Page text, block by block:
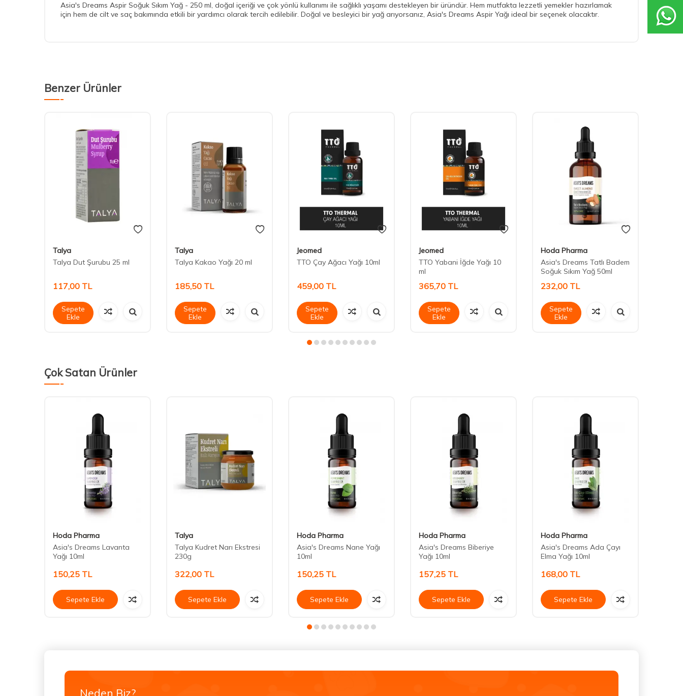
Asia's Dreams Aspir Soğuk Sıkım Yağ - 250 ml, doğal içeriği ve çok yönlü kullanımı ile sağlıklı yaşamı destekleyen bir üründür. Hem mutfakta lezzetli yemekler hazırlamak
için hem de cilt ve saç bakımında etkili bir yardımcı olarak tercih edilebilir. Doğal ve besleyici bir yağ arıyorsanız, Asia's Dreams Aspir Yağı ideal bir seçenek olacaktır.
Benzer Ürünler
Talya
Talya Dut Şurubu 25 ml
117,00 TL
Sepete
Ekle
Talya
Talya Kakao Yağı 20 ml
185,50 TL
Sepete
Ekle
Jeomed
TTO Çay Ağacı Yağı 10ml
459,00 TL
Sepete
Ekle
Jeomed
TTO Yabani İğde Yağı 10
ml
365,70 TL
Sepete
Ekle
Hoda Pharma
Asia's Dreams Tatlı Badem
Soğuk Sıkım Yağ 50ml
232,00 TL
Sepete
Ekle
Çok Satan Ürünler
Hoda Pharma
Asia's Dreams Lavanta
Yağı 10ml
150,25 TL
Sepete Ekle
Talya
Talya Kudret Narı Ekstresi
230g
322,00 TL
Sepete Ekle
Hoda Pharma
Asia's Dreams Nane Yağı
10ml
150,25 TL
Sepete Ekle
Hoda Pharma
Asia's Dreams Biberiye
Yağı 10ml
157,25 TL
Sepete Ekle
Hoda Pharma
Asia's Dreams Ada Çayı
Elma Yağı 10ml
168,00 TL
Sepete Ekle
Neden Biz?